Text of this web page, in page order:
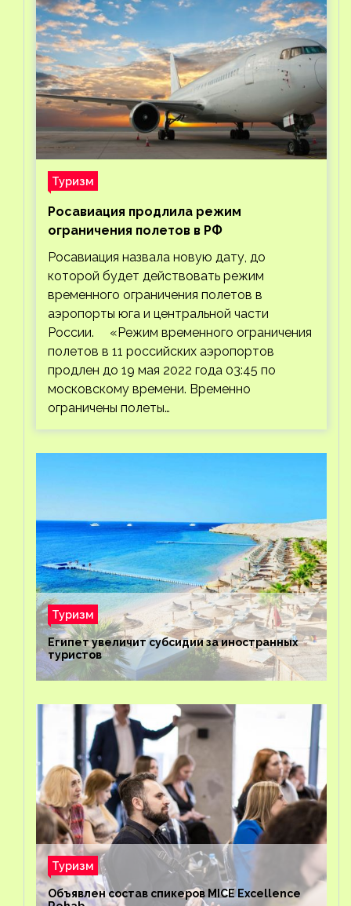
Туризм
Росавиация продлила режим
ограничения полетов в РФ
Росавиация назвала новую дату, до
которой будет действовать режим
временного ограничения полетов в
аэропорты юга и центральной части
России. «Режим временного ограничения
полетов в 11 российских аэропортов
продлен до 19 мая 2022 года 03:45 по
московскому времени. Временно
ограничены полеты…
Туризм
Египет увеличит субсидии за иностранных
туристов
Туризм
Объявлен состав спикеров MICE Excellence